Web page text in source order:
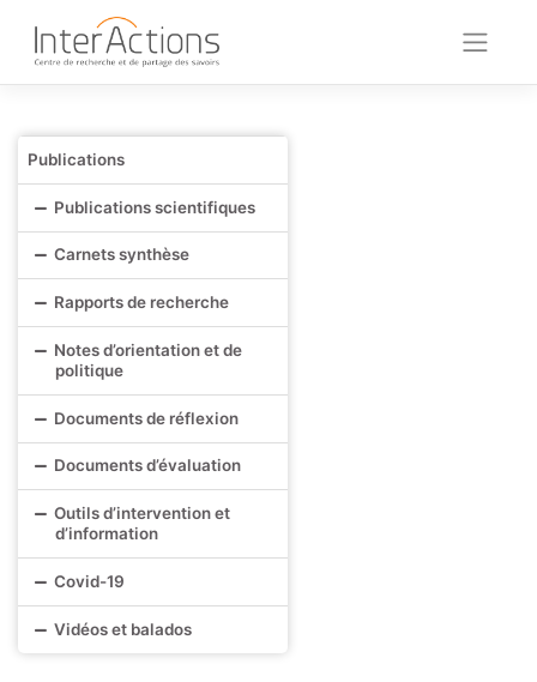
content
Publications
Publications scientifiques
Carnets synthèse
Rapports de recherche
Notes d’orientation et de
politique
Documents de réflexion
Documents d’évaluation
Outils d’intervention et
d’information
Covid-19
Vidéos et balados